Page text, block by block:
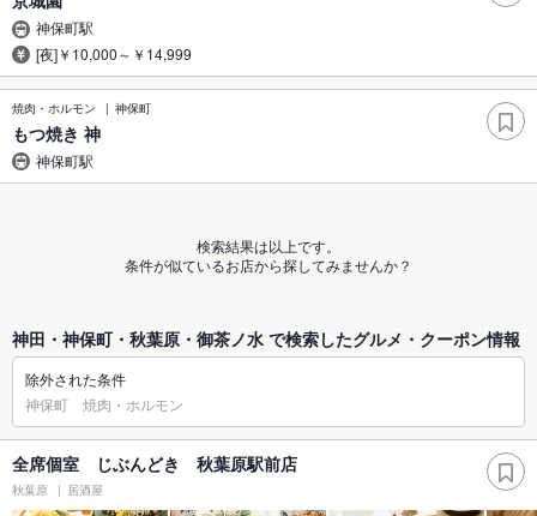
神保町駅
[夜]￥10,000～￥14,999
焼肉・ホルモン 神保町
もつ焼き 神
神保町駅
検索結果は以上です。
条件が似ているお店から探してみませんか？
神田・神保町・秋葉原・御茶ノ水 で検索したグルメ・クーポン情報
除外された条件
神保町 焼肉・ホルモン
全席個室 じぶんどき 秋葉原駅前店
秋葉原 居酒屋